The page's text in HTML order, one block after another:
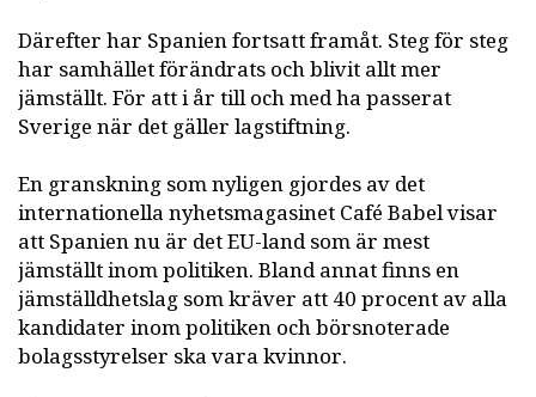
Därefter har Spanien fortsatt framåt. Steg för steg
har samhället förändrats och blivit allt mer
jämställt. För att i år till och med ha passerat
Sverige när det gäller lagstiftning.
En granskning som nyligen gjordes av det
internationella nyhetsmagasinet Café Babel visar
att Spanien nu är det EU-land som är mest
jämställt inom politiken. Bland annat finns en
jämställdhetslag som kräver att 40 procent av alla
kandidater inom politiken och börsnoterade
bolagsstyrelser ska vara kvinnor.